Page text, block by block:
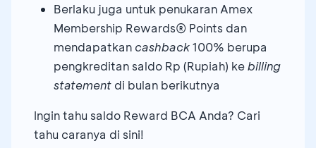
Berlaku juga untuk penukaran Amex
Membership Rewards® Points dan
mendapatkan cashback100% berupa
pengkreditan saldo Rp (Rupiah) kebilling
statement di bulan berikutnya
Ingin tahu saldo Reward BCA Anda? Cari
tahu caranya di sini!